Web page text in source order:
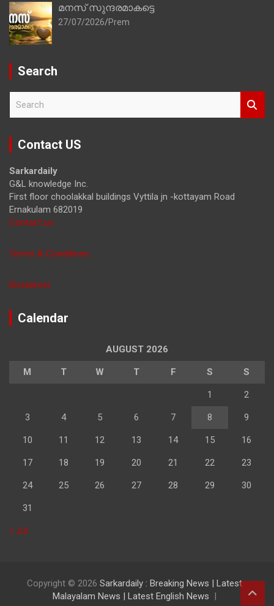
മനസ് സുന്ദരമാകട്ടെ
27/07/2026 Prem
Search
r
Contact US
Sarkardaily
G&L knowledge Inc.
First floor choolakkal buildings Vyttila jn -kottayam Road
Ernakulam 682019
Contact us
Terms & Conditions
Disclaimer
Calendar
AUGUST 2026
M T W T F S S
1 2
3 4 5 6 7 8 9
10 11 12 13 14 15 16
17 18 19 20 21 22 23
24 25 26 27 28 29 30
31
« Jul
Copyright © 2026 Sarkardaily : Breaking News | Latest
Malayalam News | Latest English News